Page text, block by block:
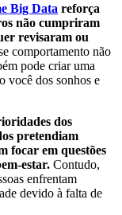
Big Data reforça
não cumpriram
revisaram ou
comportamento não
pode criar uma
você dos sonhos e
dos
pretendiam
focar em questões
estar. Contudo,
enfrentam
devido à falta de